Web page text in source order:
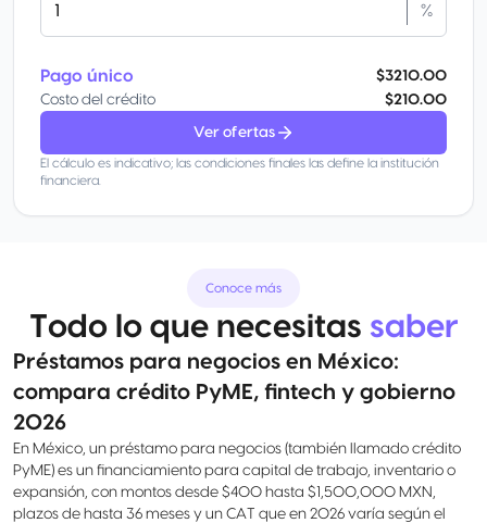
%
Pago único
$3210.00
Costo del crédito
$210.00
Ver ofertas
El cálculo es indicativo; las condiciones finales las define la institución
financiera.
Conoce más
Todo lo que necesitas saber
Préstamos para negocios en México:
compara crédito PyME, fintech y gobierno
2026
En México, un préstamo para negocios (también llamado crédito
PyME) es un financiamiento para capital de trabajo, inventario o
expansión, con montos desde $400 hasta $1,500,000 MXN,
plazos de hasta 36 meses y un CAT que en 2026 varía según el